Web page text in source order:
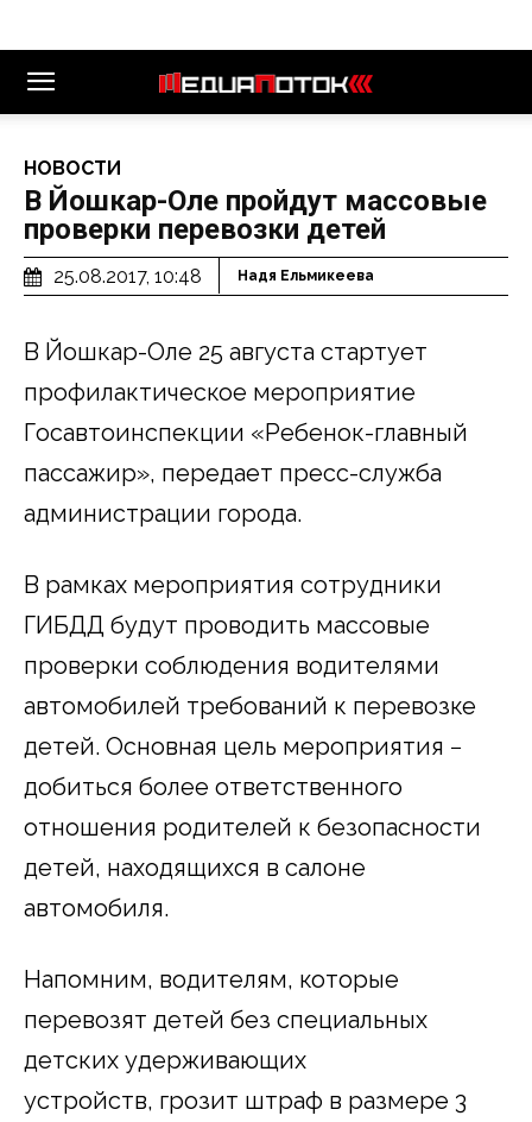
НОВОСТИ
В Йошкар-Оле пройдут массовые
проверки перевозки детей
25.08.2017, 10:48 Надя Ельмикеева
В Йошкар-Оле 25 августа стартует
профилактическое мероприятие
Госавтоинспекции «Ребенок-главный
пассажир», передает пресс-служба
администрации города.
В рамках мероприятия сотрудники
ГИБДД будут проводить массовые
проверки соблюдения водителями
автомобилей требований к перевозке
детей. Основная цель мероприятия −
добиться более ответственного
отношения родителей к безопасности
детей, находящихся в салоне
автомобиля.
Напомним, водителям, которые
перевозят детей без специальных
детских удерживающих
устройств, грозит штраф в размере 3